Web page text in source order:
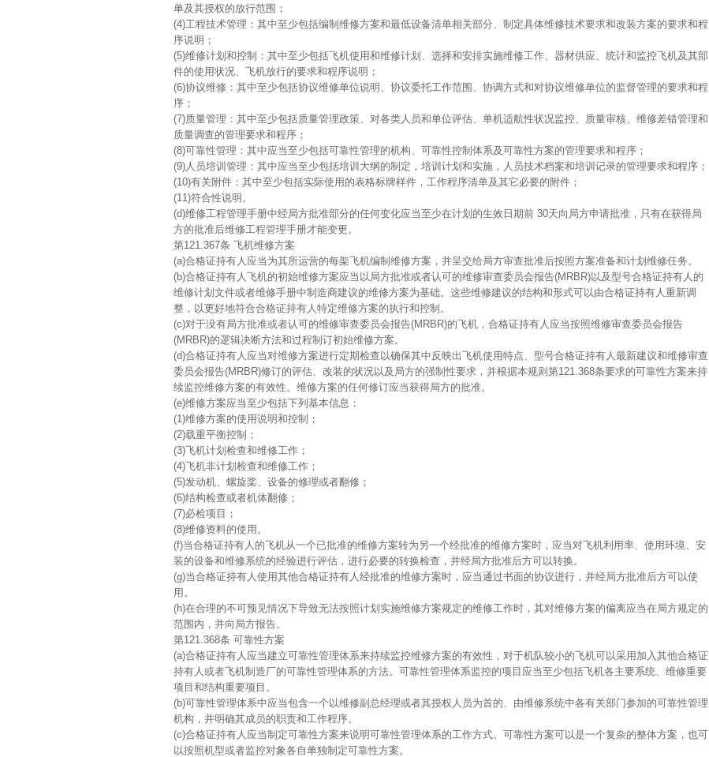
单及其授权的放行范围；
(4)工程技术管理：其中至少包括编制维修方案和最低设备清单相关部分、制定具体维修技术要求和改装方案的要求和程
序说明；
(5)维修计划和控制：其中至少包括飞机使用和维修计划、选择和安排实施维修工作、器材供应、统计和监控飞机及其部
件的使用状况、飞机放行的要求和程序说明；
(6)协议维修：其中至少包括协议维修单位说明、协议委托工作范围、协调方式和对协议维修单位的监督管理的要求和程
序；
(7)质量管理：其中至少包括质量管理政策、对各类人员和单位评估、单机适航性状况监控、质量审核、维修差错管理和
质量调查的管理要求和程序；
(8)可靠性管理：其中应当至少包括可靠性管理的机构、可靠性控制体系及可靠性方案的管理要求和程序；
(9)人员培训管理：其中应当至少包括培训大纲的制定，培训计划和实施，人员技术档案和培训记录的管理要求和程序；
(10)有关附件：其中至少包括实际使用的表格标牌样件，工作程序清单及其它必要的附件；
(11)符合性说明。
(d)维修工程管理手册中经局方批准部分的任何变化应当至少在计划的生效日期前 30天向局方申请批准，只有在获得局
方的批准后维修工程管理手册才能变更。
第121.367条 飞机维修方案
(a)合格证持有人应当为其所运营的每架飞机编制维修方案，并呈交给局方审查批准后按照方案准备和计划维修任务。
(b)合格证持有人飞机的初始维修方案应当以局方批准或者认可的维修审查委员会报告(MRBR)以及型号合格证持有人的
维修计划文件或者维修手册中制造商建议的维修方案为基础。这些维修建议的结构和形式可以由合格证持有人重新调
整，以更好地符合合格证持有人特定维修方案的执行和控制。
(c)对于没有局方批准或者认可的维修审查委员会报告(MRBR)的飞机，合格证持有人应当按照维修审查委员会报告
(MRBR)的逻辑决断方法和过程制订初始维修方案。
(d)合格证持有人应当对维修方案进行定期检查以确保其中反映出飞机使用特点、型号合格证持有人最新建议和维修审查
委员会报告(MRBR)修订的评估、改装的状况以及局方的强制性要求，并根据本规则第121.368条要求的可靠性方案来持
续监控维修方案的有效性。维修方案的任何修订应当获得局方的批准。
(e)维修方案应当至少包括下列基本信息：
(1)维修方案的使用说明和控制；
(2)载重平衡控制；
(3)飞机计划检查和维修工作；
(4)飞机非计划检查和维修工作；
(5)发动机、螺旋桨、设备的修理或者翻修；
(6)结构检查或者机体翻修；
(7)必检项目；
(8)维修资料的使用。
(f)当合格证持有人的飞机从一个已批准的维修方案转为另一个经批准的维修方案时，应当对飞机利用率、使用环境、安
装的设备和维修系统的经验进行评估，进行必要的转换检查，并经局方批准后方可以转换。
(g)当合格证持有人使用其他合格证持有人经批准的维修方案时，应当通过书面的协议进行，并经局方批准后方可以使
用。
(h)在合理的不可预见情况下导致无法按照计划实施维修方案规定的维修工作时，其对维修方案的偏离应当在局方规定的
范围内，并向局方报告。
第121.368条 可靠性方案
(a)合格证持有人应当建立可靠性管理体系来持续监控维修方案的有效性，对于机队较小的飞机可以采用加入其他合格证
持有人或者飞机制造厂的可靠性管理体系的方法。可靠性管理体系监控的项目应当至少包括飞机各主要系统、维修重要
项目和结构重要项目。
(b)可靠性管理体系中应当包含一个以维修副总经理或者其授权人员为首的、由维修系统中各有关部门参加的可靠性管理
机构，并明确其成员的职责和工作程序。
(c)合格证持有人应当制定可靠性方案来说明可靠性管理体系的工作方式。可靠性方案可以是一个复杂的整体方案，也可
以按照机型或者监控对象各自单独制定可靠性方案。